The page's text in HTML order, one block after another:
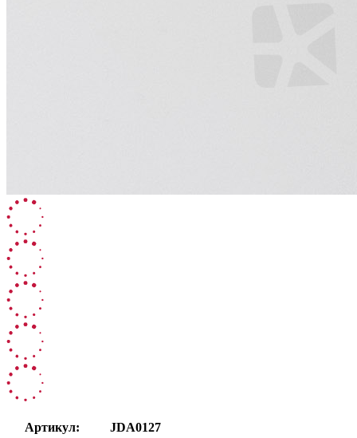
Артикул: JDA0127